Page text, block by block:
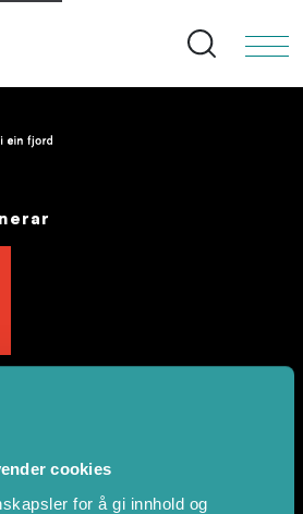
cookies
for å gi innhold og
Search